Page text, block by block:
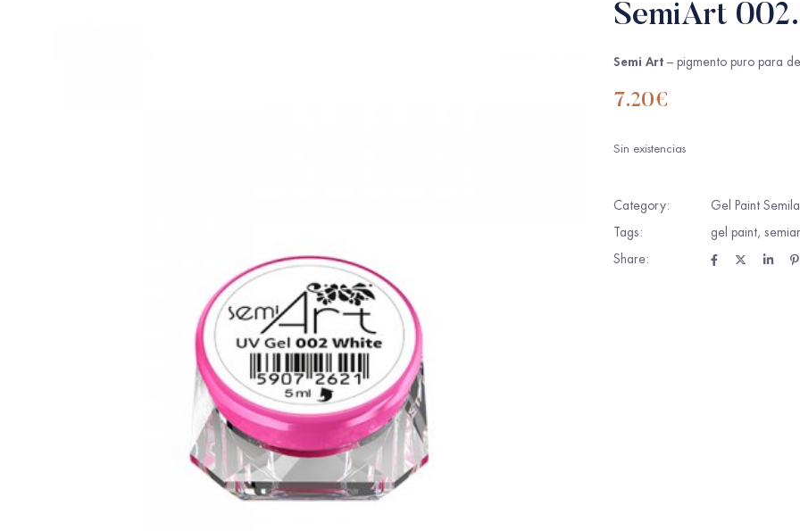
SemiArt
Semi Art – pigmento puro para
7.20€
Sin existencias
Category:
Gel Paint
Tags:
gel paint,
Share: